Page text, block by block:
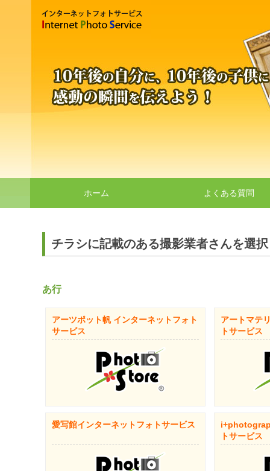
ホーム よくある質問
チラシに記載のある撮影業者さんを選
あ行
アーツポット帆 インターネットフォト
サービス
アートマテ
トサービス
愛写館インターネットフォトサービス
トサービス